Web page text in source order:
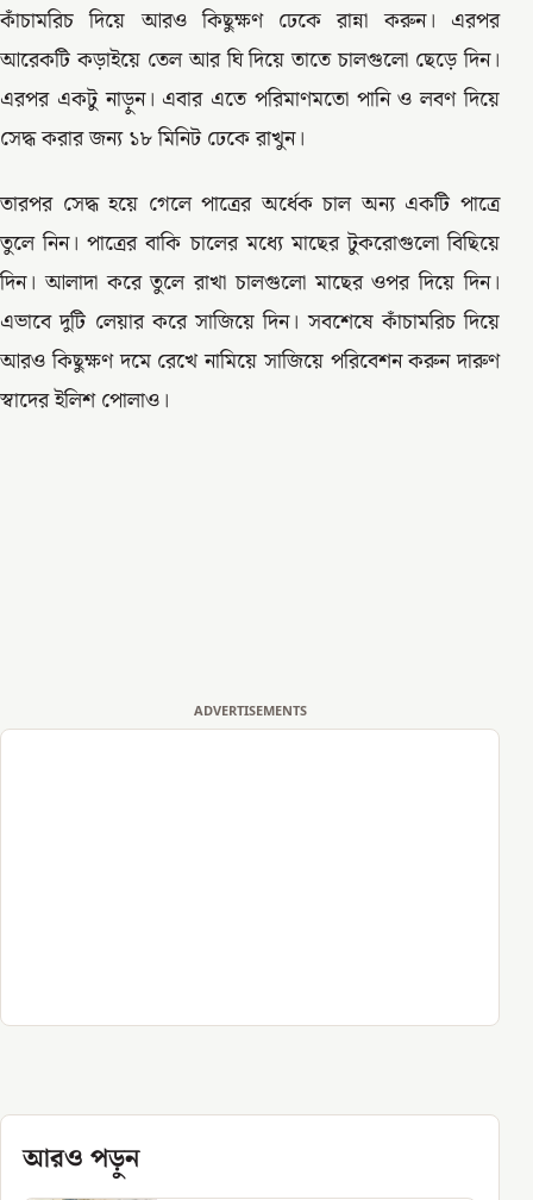
কাঁচামরিচ দিয়ে আরও কিছুক্ষণ ঢেকে রান্না করুন। এরপর
আরেকটি কড়াইয়ে তেল আর ঘি দিয়ে তাতে চালগুলো ছেড়ে দিন।
এরপর একটু নাড়ুন। এবার এতে পরিমাণমতো পানি ও লবণ দিয়ে
সেদ্ধ করার জন্য ১৮ মিনিট ঢেকে রাখুন।
তারপর সেদ্ধ হয়ে গেলে পাত্রের অর্ধেক চাল অন্য একটি পাত্রে
তুলে নিন। পাত্রের বাকি চালের মধ্যে মাছের টুকরোগুলো বিছিয়ে
দিন। আলাদা করে তুলে রাখা চালগুলো মাছের ওপর দিয়ে দিন।
এভাবে দুটি লেয়ার করে সাজিয়ে দিন। সবশেষে কাঁচামরিচ দিয়ে
আরও কিছুক্ষণ দমে রেখে নামিয়ে সাজিয়ে পরিবেশন করুন দারুণ
স্বাদের ইলিশ পোলাও।
ADVERTISEMENTS
আরও পড়ুন